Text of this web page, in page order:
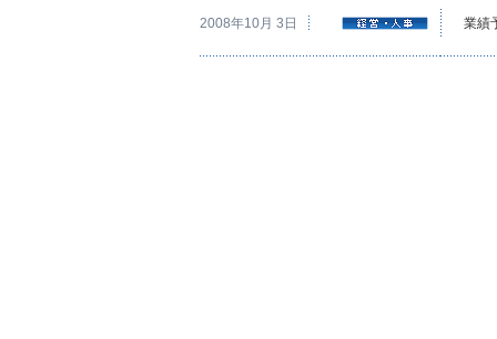
2008年10月 3日 業績